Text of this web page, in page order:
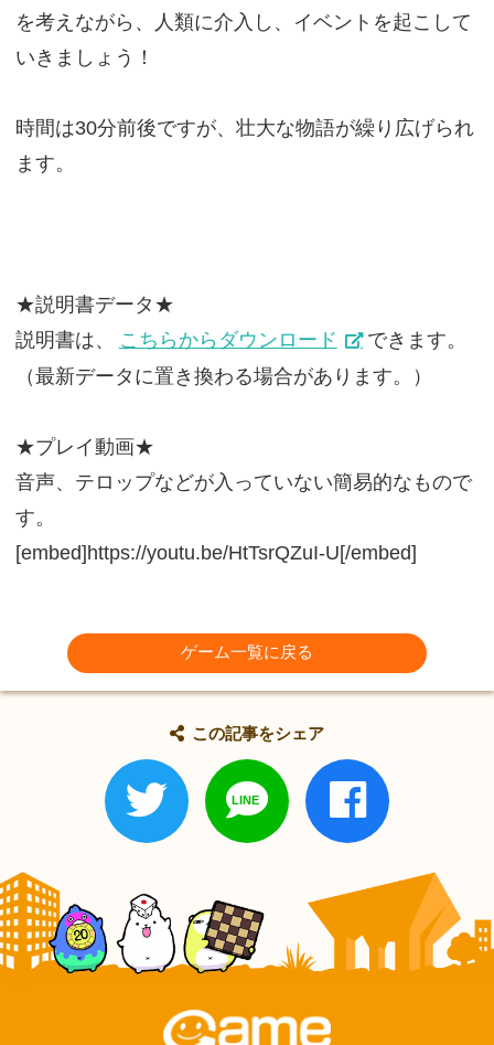
を考えながら、人類に介入し、イベントを起こして
いきましょう！
時間は30分前後ですが、壮大な物語が繰り広げられ
ます。
★説明書データ★
説明書は、
こちらからダウンロード
できます。
（最新データに置き換わる場合があります。）
★プレイ動画★
音声、テロップなどが入っていない簡易的なもので
す。
[embed]https://youtu.be/HtTsrQZuI-U[/embed]
ゲーム一覧に戻る
この記事をシェア